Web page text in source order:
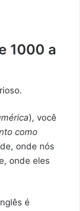
1000 a
), você
como
onde nós
onde eles
é